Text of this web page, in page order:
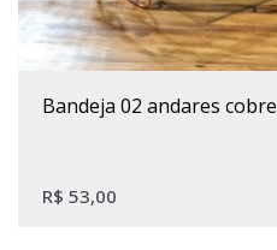
bandeja 02 andares cobre
R$ 53,00